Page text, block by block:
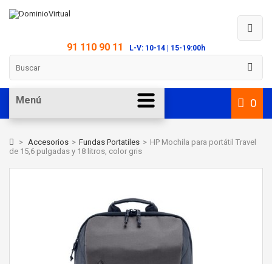
91 110 90 11 L-V: 10-14 | 15-19:00h
0
Menú
> Accesorios > Fundas Portatiles > HP Mochila para portátil Travel
de 15,6 pulgadas y 18 litros, color gris